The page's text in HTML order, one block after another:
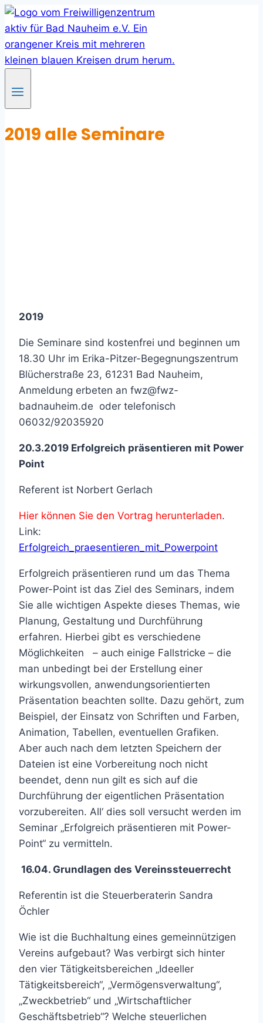
Skip
to
content
2019 alle Seminare
2019
Die Seminare sind kostenfrei und beginnen um
18.30 Uhr im Erika-Pitzer-Begegnungszentrum
Blücherstraße 23, 61231 Bad Nauheim,
Anmeldung erbeten an fwz@fwz-
badnauheim.de oder telefonisch
06032/92035920
20.3.2019 Erfolgreich präsentieren mit Power
Point
Referent ist Norbert Gerlach
Hier können Sie den Vortrag herunterladen.
Link:
Erfolgreich_praesentieren_mit_Powerpoint
Erfolgreich präsentieren rund um das Thema
Power-Point ist das Ziel des Seminars, indem
Sie alle wichtigen Aspekte dieses Themas, wie
Planung, Gestaltung und Durchführung
erfahren. Hierbei gibt es verschiedene
Möglichkeiten – auch einige Fallstricke – die
man unbedingt bei der Erstellung einer
wirkungsvollen, anwendungsorientierten
Präsentation beachten sollte. Dazu gehört, zum
Beispiel, der Einsatz von Schriften und Farben,
Animation, Tabellen, eventuellen Grafiken.
Aber auch nach dem letzten Speichern der
Dateien ist eine Vorbereitung noch nicht
beendet, denn nun gilt es sich auf die
Durchführung der eigentlichen Präsentation
vorzubereiten. All‘ dies soll versucht werden im
Seminar „Erfolgreich präsentieren mit Power-
Point“ zu vermitteln.
16.04. Grundlagen des Vereinssteuerrecht
Referentin ist die Steuerberaterin Sandra
Öchler
Wie ist die Buchhaltung eines gemeinnützigen
Vereins aufgebaut? Was verbirgt sich hinter
den vier Tätigkeitsbereichen „Ideeller
Tätigkeitsbereich“, „Vermögensverwaltung“,
„Zweckbetrieb“ und „Wirtschaftlicher
Geschäftsbetrieb“? Welche steuerlichen